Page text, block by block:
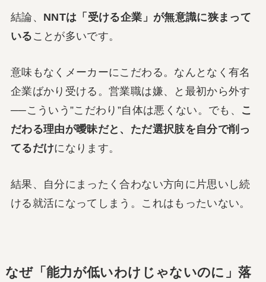
結論、 NNTは「受ける企業」が無意識に狭まって
いる ことが多いです。
意味もなくメーカーにこだわる。なんとなく有名
企業ばかり受ける。営業職は嫌、と最初から外す
──こういう”こだわり”自体は悪くない。でも、 こ
だわる理由が曖昧だと、ただ選択肢を自分で削っ
てるだけになります。
結果、自分にまったく合わない方向に片思いし続
ける就活になってしまう。これはもったいない。
なぜ「能力が低いわけじゃないのに」落